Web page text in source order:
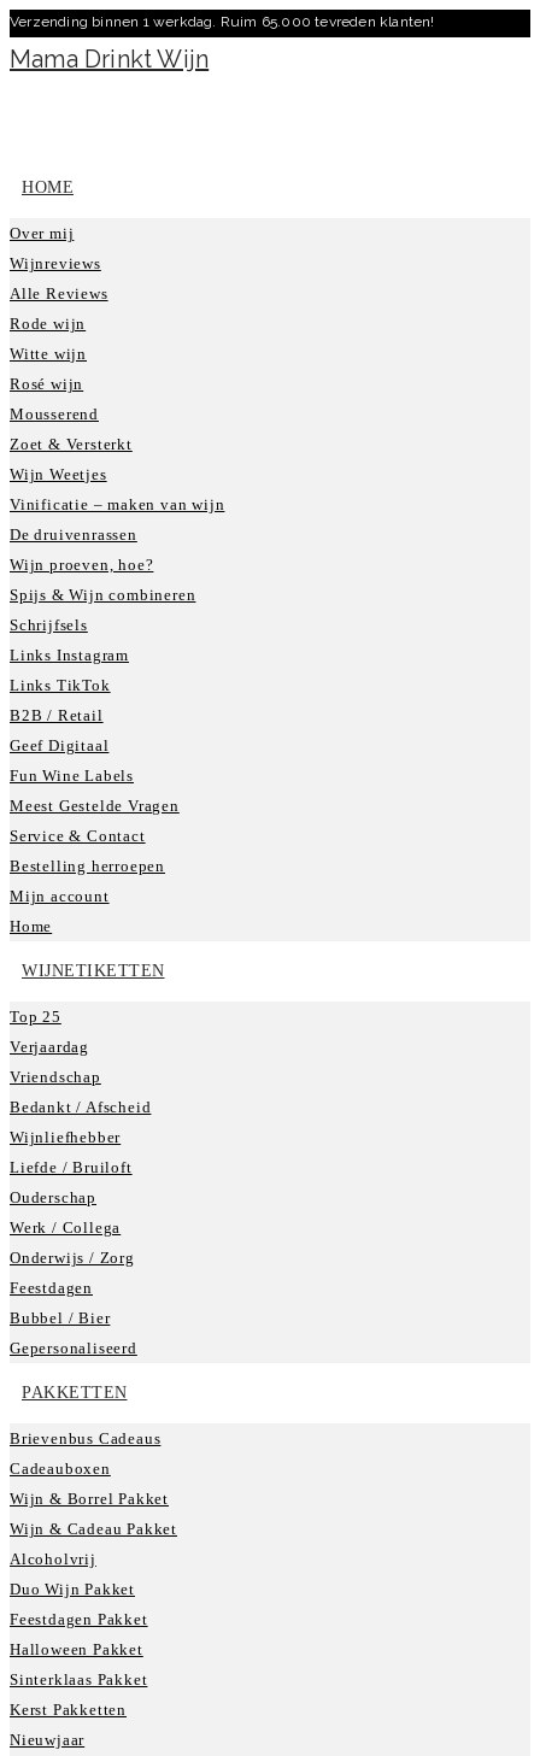
Ga
naar
Verzending binnen 1 werkdag. Ruim 65.000 tevreden klanten!
Mama Drinkt Wijn
HOME
Over mij
Wijnreviews
Alle Reviews
Rode wijn
Witte wijn
Rosé wijn
Mousserend
Zoet & Versterkt
Wijn Weetjes
Vinificatie – maken van wijn
De druivenrassen
Wijn proeven, hoe?
Spijs & Wijn combineren
Schrijfsels
Links Instagram
Links TikTok
B2B / Retail
Geef Digitaal
Fun Wine Labels
Meest Gestelde Vragen
Service & Contact
Bestelling herroepen
Mijn account
Home
WIJNETIKETTEN
Top 25
Verjaardag
Vriendschap
Bedankt / Afscheid
Wijnliefhebber
Liefde / Bruiloft
Ouderschap
Werk / Collega
Onderwijs / Zorg
Feestdagen
Bubbel / Bier
Gepersonaliseerd
PAKKETTEN
Brievenbus Cadeaus
Cadeauboxen
Wijn & Borrel Pakket
Wijn & Cadeau Pakket
Alcoholvrij
Duo Wijn Pakket
Feestdagen Pakket
Halloween Pakket
Sinterklaas Pakket
Kerst Pakketten
Nieuwjaar